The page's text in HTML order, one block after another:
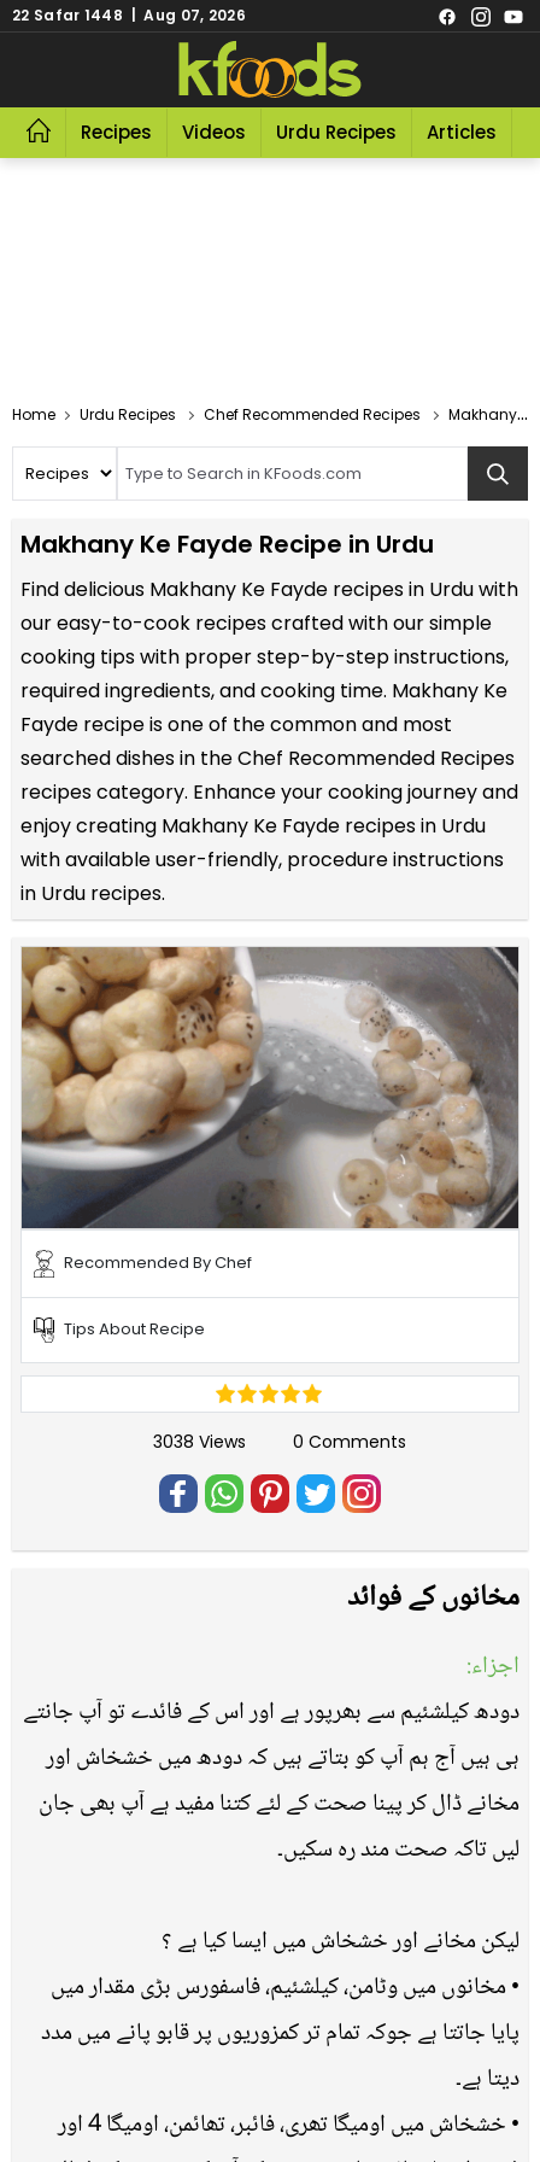
22 Safar 1448 | Aug 07, 2026
Recipes Videos Urdu Recipes Articles
Home Urdu Recipes Chef Recommended Recipes Makhany Ke Fayde Recipe In Urdu
Makhany Ke Fayde Recipe in Urdu
Find delicious Makhany Ke Fayde recipes in Urdu with
our easy-to-cook recipes crafted with our simple
cooking tips with proper step-by-step instructions,
required ingredients, and cooking time. Makhany Ke
Fayde recipe is one of the common and most
searched dishes in the Chef Recommended Recipes
recipes category. Enhance your cooking journey and
enjoy creating Makhany Ke Fayde recipes in Urdu
with available user-friendly, procedure instructions
in Urdu recipes.
Recommended By Chef
Tips About Recipe
3038 Views 0 Comments
مخانوں کے فوائد
اجزاء:
دودھ کیلشئیم سے بھرپور ہے اور اس کے فائدے تو آپ جانتے
ہی ہیں آج ہم آپ کو بتاتے ہیں کہ دودھ میں خشخاش اور
مخانے ڈال کر پینا صحت کے لئے کتنا مفید ہے آپ بھی جان
لیں تاکہ صحت مند رہ سکیں۔
لیکن مخانے اور خشخاش میں ایسا کیا ہے ؟
• مخانوں میں وٹامن، کیلشئیم، فاسفورس بڑی مقدار میں
پایا جاتتا ہے جوکہ تمام تر کمزوریوں پر قابو پانے میں مدد
دیتا ہے۔
• خشخاش میں اومیگا تھری، فائبر، تھائمن، اومیگا 4 اور